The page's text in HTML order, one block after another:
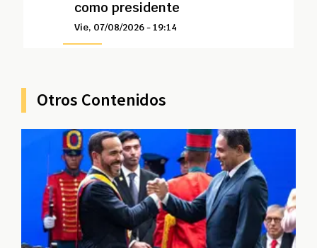
como presidente
Vie, 07/08/2026 - 19:14
Otros Contenidos